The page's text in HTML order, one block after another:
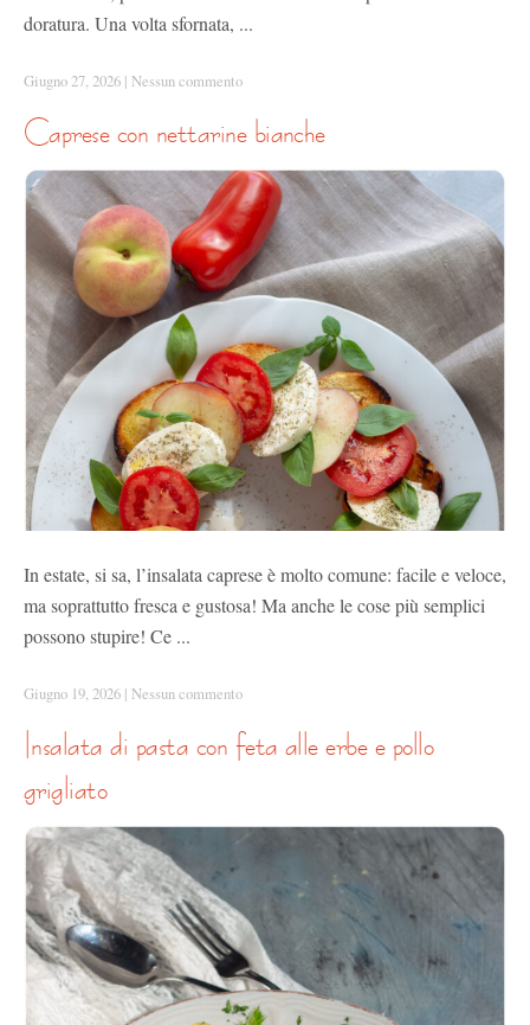
doratura. Una volta sfornata, ...
Giugno 27, 2026 | Nessun commento
caprese con nettarine bianche
In estate, si sa, l’insalata caprese è molto comune: facile e veloce,
ma soprattutto fresca e gustosa! Ma anche le cose più semplici
possono stupire! Ce ...
Giugno 19, 2026 | Nessun commento
grigliato